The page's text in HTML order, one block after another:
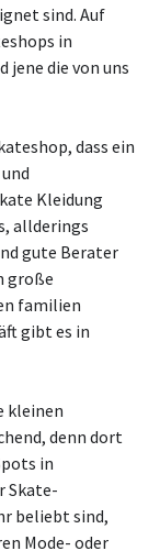
sind. Auf
in
jene die von uns
dass ein
Kleidung
allderings
gute Berater
große
familien
gibt es in
kleinen
denn dort
in
Skate-
beliebt sind,
Mode- oder